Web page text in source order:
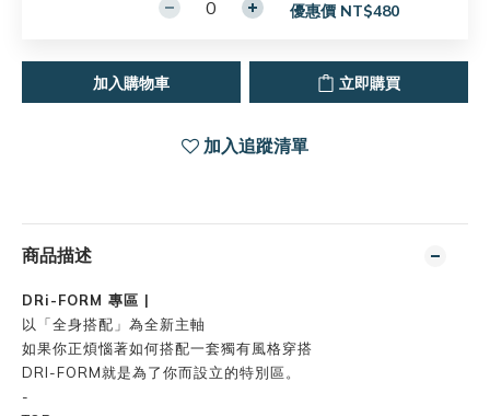
優惠價 NT$480
加入購物車 立即購買
加入追蹤清單
商品描述
DRi-FORM 專區 |
以「全身搭配」為全新主軸
如果你正煩惱著如何搭配一套獨有風格穿搭
DRI-FORM就是為了你而設立的特別區。
-